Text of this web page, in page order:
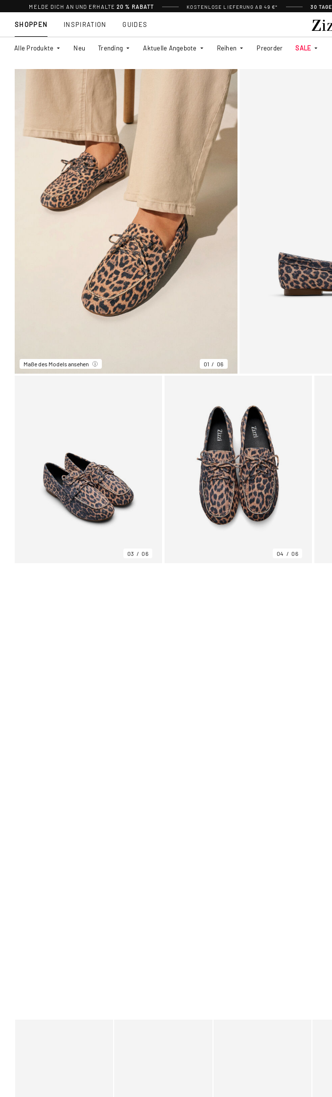
MELDE DICH AN UND ERHALTE20 % RABATT KOSTENLOSE LIEFERUNG AB 49 €* 30 TAGE
SHOPPEN
Alle Produkte Neu Trending Aktuelle Angebote Reihen Preorder SALE
INSPIRATION GUIDES
Maße des Models ansehen 01 06
03 06 04 06